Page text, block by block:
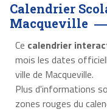
Calendrier
Macqueville
Ce calendrier
mois les dates
ville de Macqueville.
Plus d'informations
zones rouges du